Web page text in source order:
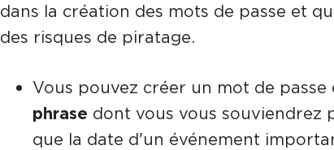
dans la création des mots de passe et
des risques de piratage.
Vous pouvez créer un mot de passe
phrase dont vous vous souviendrez
que la date d'un événement